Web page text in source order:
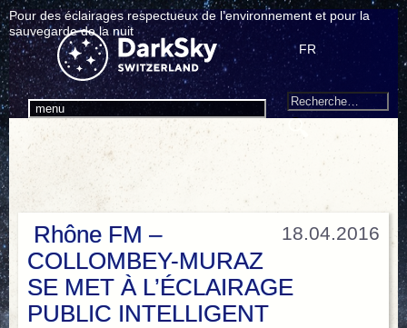
Pour des éclairages respectueux de l’environnement et pour la
sauvegarde de la nuit
menu
FR
Search
Recherche
18.04.2016
Rhône FM –
COLLOMBEY-MURAZ
SE MET À L’ÉCLAIRAGE
PUBLIC INTELLIGENT